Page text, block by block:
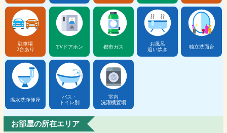
駐車場
2台あり
TVドアホン 都市ガス
お風呂
追い炊き
独立洗面台
温水洗浄便座
バス・
トイレ別
室内
洗濯機置場
お部屋の所在エリア